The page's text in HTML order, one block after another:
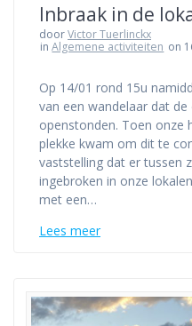
Inbraak in de
doorVictor Tuerlinckx
inAlgemene activiteiten on
Op 14/01 rond 15u
van een wandelaar dat
openstonden. Toen onze
plekke kwam om dit te
vaststelling dat er tussen
ingebroken in onze
met een…
Lees meer